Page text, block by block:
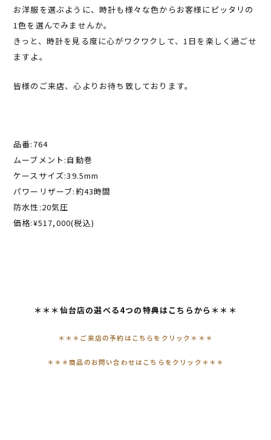
お洋服を選ぶように、時計も様々な色からお客様にピッタリの
1色を選んでみませんか。
きっと、時計を見る度に心がワクワクして、1日を楽しく過ごせ
ますよ。
皆様のご来店、心よりお待ち致しております。
品番:764
ムーブメント:自動巻
ケースサイズ:39.5mm
パワーリザーブ:約43時間
防水性:20気圧
価格:¥517,000(税込)
＊＊＊仙台店の選べる4つの特典はこちらから＊＊＊
＊ ＊＊ご来店の予約はこちらをクリック＊＊＊
＊＊＊商品のお問い合わせはこちらをクリック＊＊＊